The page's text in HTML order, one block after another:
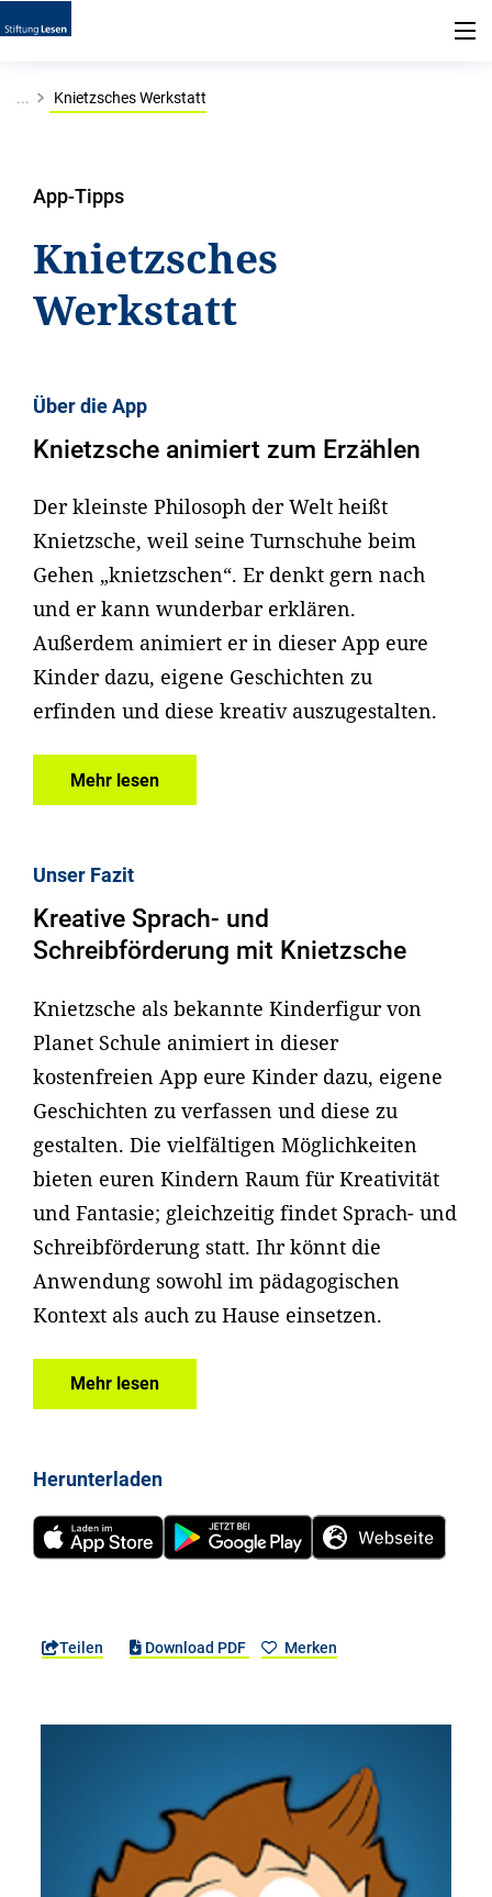
... Knietzsches Werkstatt
App-Tipps
Knietzsches
Werkstatt
Über die App
Knietzsche animiert zum Erzählen
Der kleinste Philosoph der Welt heißt
Knietzsche, weil seine Turnschuhe beim
Gehen „knietzschen“. Er denkt gern nach
und er kann wunderbar erklären.
Außerdem animiert er in dieser App eure
Kinder dazu, eigene Geschichten zu
erfinden und diese kreativ auszugestalten.
Mehr lesen
Unser Fazit
Kreative Sprach- und
Schreibförderung mit Knietzsche
Knietzsche als bekannte Kinderfigur von
Planet Schule animiert in dieser
kostenfreien App eure Kinder dazu, eigene
Geschichten zu verfassen und diese zu
gestalten. Die vielfältigen Möglichkeiten
bieten euren Kindern Raum für Kreativität
und Fantasie; gleichzeitig findet Sprach- und
Schreibförderung statt. Ihr könnt die
Anwendung sowohl im pädagogischen
Kontext als auch zu Hause einsetzen.
Mehr lesen
Herunterladen
Teilen Download PDF Merken